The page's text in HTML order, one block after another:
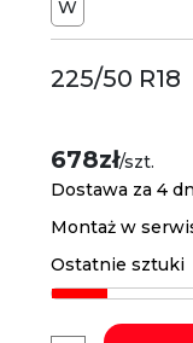
W
225/50 R18
678zł/szt.
Dostawa za 4
Montaż w
Ostatnie sztuki